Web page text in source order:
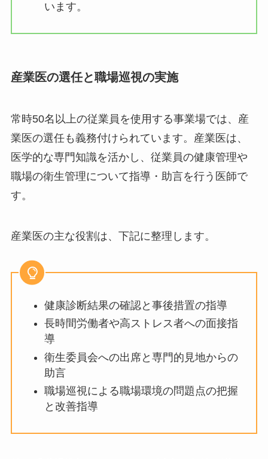
務とされています。
産業医の選任と職場巡視の実施
常時50名以上の従業員を使用する事業場では、
産業医の選任も義務付けられています。産業医
は、医学的な専門知識を活かし、従業員の健康管
理や職場の衛生管理について指導・助言を行う医
師です。
産業医の主な役割は、下記に整理します。
健康診断結果の確認と事後措置の指導
長時間労働者や高ストレス者への面接
指導
衛生委員会への出席と専門的見地から
の助言
職場巡視による職場環境の問題点の把
握と改善指導